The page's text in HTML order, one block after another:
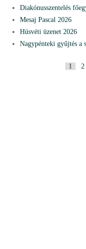
Diakónusszentelés
Mesaj Pascal 2026
Húsvéti üzenet 2026
Nagypénteki gyűjtés a
1 2